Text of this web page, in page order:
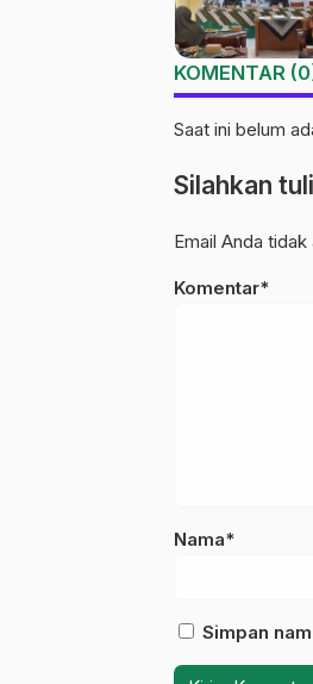
KOMENTAR
Saat ini belum
Silahkan
Email Anda
Komentar*
Nama*
Simpan